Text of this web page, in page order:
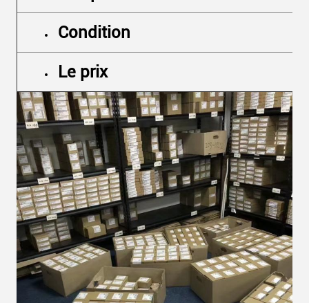
Condition
Le prix